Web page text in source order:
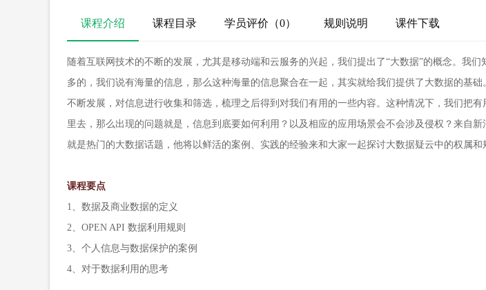
课程介绍 课程目录 学员评价（0） 规则说明 课件下载
随着互联网技术的不断的发展，尤其是移动端和云服务的兴起，我们提出了“大数据”的概念。我
多的，我们说有海量的信息，那么这种海量的信息聚合在一起，其实就给我们提供了大数据的基
不断发展，对信息进行收集和筛选，梳理之后得到对我们有用的一些内容。这种情况下，我们把
里去，那么出现的问题就是，信息到底要如何利用？以及相应的应用场景会不会涉及侵权？来自
就是热门的大数据话题，他将以鲜活的案例、实践的经验来和大家一起探讨大数据疑云中的权属和
课程要点
1、数据及商业数据的定义
2、OPEN API 数据利用规则
3、个人信息与数据保护的案例
4、对于数据利用的思考